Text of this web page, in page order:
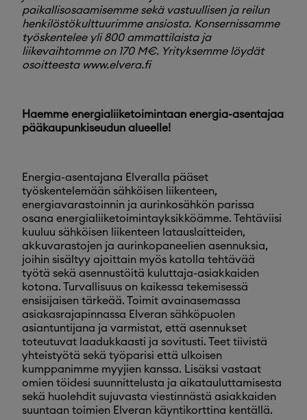
paikallisosaamisemme sekä vastuullisen ja reilun
henkilöstökulttuurimme ansiosta. Konsernissamme
työskentelee yli 800 ammattilaista ja
liikevaihtomme on 170 M€. Yrityksemme löydät
osoitteesta www.elvera.fi
Haemme energialiiketoimintaan energia-asentajaa
pääkaupunkiseudun alueelle!
Energia-asentajana Elveralla pääset
työskentelemään sähköisen liikenteen,
energiavarastoinnin ja aurinkosähkön parissa
osana energialiiketoimintayksikköämme. Tehtäviisi
kuuluu sähköisen liikenteen latauslaitteiden,
akkuvarastojen ja aurinkopaneelien asennuksia,
joihin sisältyy ajoittain myös katolla tehtävää
työtä sekä asennustöitä kuluttaja-asiakkaiden
kotona. Turvallisuus on kaikessa tekemisessä
ensisijaisen tärkeää. Toimit avainasemassa
asiakasrajapinnassa Elveran sähköpuolen
asiantuntijana ja varmistat, että asennukset
toteutuvat laadukkaasti ja sovitusti. Teet tiivistä
yhteistyötä sekä työparisi että ulkoisen
kumppanimme myyjien kanssa. Lisäksi vastaat
omien töidesi suunnittelusta ja aikatauluttamisesta
sekä huolehdit sujuvasta viestinnästä asiakkaiden
suuntaan toimien Elveran käyntikorttina kentällä.